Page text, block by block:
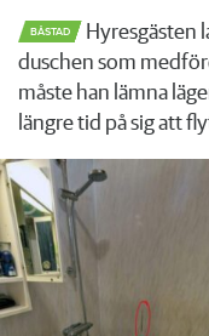
BÅSTAD
Hyresgästen
duschen som
måste han lämna
längre tid på sig att